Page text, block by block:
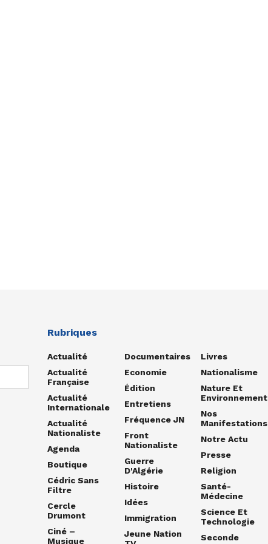
Rubriques
Actualité
Actualité
Française
Actualité
Internationale
Actualité
Nationaliste
Agenda
Boutique
Cédric Sans
Filtre
Cercle
Drumont
Ciné –
Musique
Documentaires
Economie
Édition
Entretiens
Fréquence JN
Front
Nationaliste
Guerre
D'Algérie
Histoire
Idées
Immigration
Jeune Nation
Livres
Nationalisme
Nature Et
Environnement
Nos
Manifestations
Notre Actu
Presse
Religion
Santé-
Médecine
Science Et
Technologie
Seconde